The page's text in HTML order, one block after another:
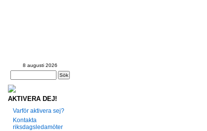
8 augusti 2026
AKTIVERA DEJ!
Varför aktivera sej?
Kontakta
riksdagsledamöter